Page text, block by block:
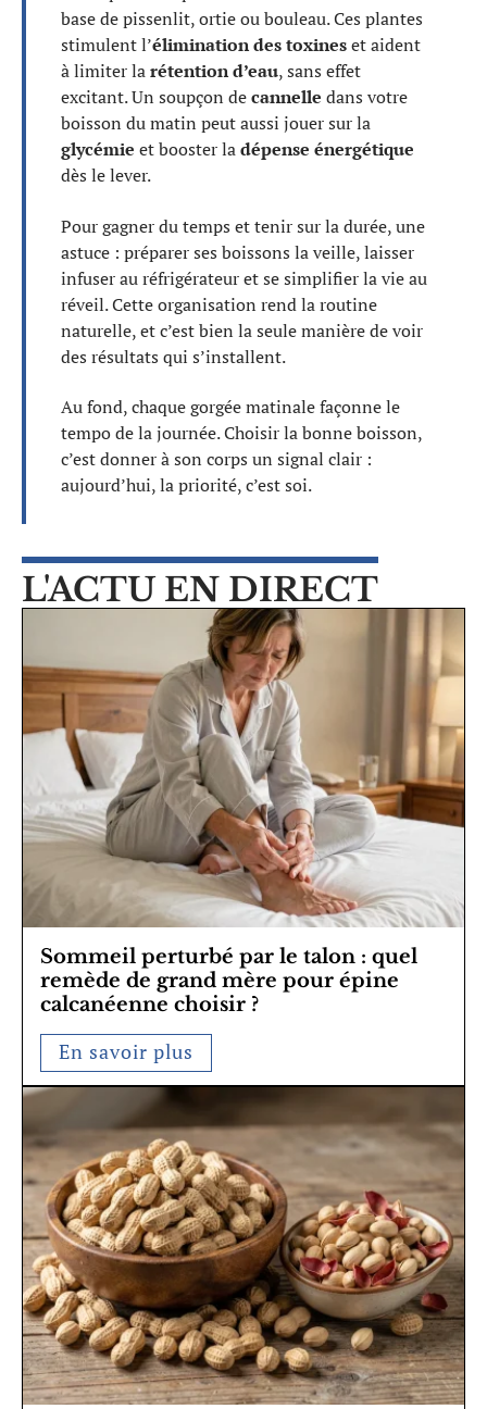
base de pissenlit, ortie ou bouleau. Ces plantes
stimulent l’élimination des toxineset aident
à limiter larétention d’eau, sans effet
excitant. Un soupçon decannelle dans votre
boisson du matin peut aussi jouer sur la
glycémie et booster ladépense énergétique
dès le lever.
Pour gagner du temps et tenir sur la durée, une
astuce : préparer ses boissons la veille, laisser
infuser au réfrigérateur et se simplifier la vie au
réveil. Cette organisation rend la routine
naturelle, et c’est bien la seule manière de voir
des résultats qui s’installent.
Au fond, chaque gorgée matinale façonne le
tempo de la journée. Choisir la bonne boisson,
c’est donner à son corps un signal clair :
aujourd’hui, la priorité, c’est soi.
L'ACTU EN DIRECT
Sommeil perturbé par le talon : quel
remède de grand mère pour épine
calcanéenne choisir ?
En savoir plus